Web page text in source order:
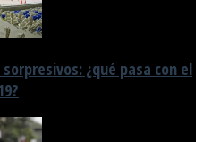
¿qué pasa con el